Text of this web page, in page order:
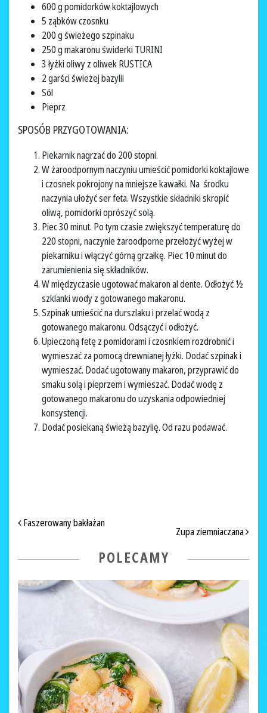
600 g pomidorków koktajlowych
5 ząbków czosnku
200 g świeżego szpinaku
250 g makaronu świderki TURINI
3 łyżki oliwy z oliwek RUSTICA
2 garści świeżej bazylii
Sól
Pieprz
SPOSÓB PRZYGOTOWANIA:
Piekarnik nagrzać do 200 stopni.
W żaroodpornym naczyniu umieścić pomidorki koktajlowe
i czosnek pokrojony na mniejsze kawałki. Na środku
naczynia ułożyć ser feta. Wszystkie składniki skropić
oliwą, pomidorki oprószyć solą.
Piec 30 minut. Po tym czasie zwiększyć temperaturę do
220 stopni, naczynie żaroodporne przełożyć wyżej w
piekarniku i włączyć górną grzałkę. Piec 10 minut do
zarumienienia się składników.
W międzyczasie ugotować makaron al dente. Odłożyć ½
szklanki wody z gotowanego makaronu.
Szpinak umieścić na durszlaku i przelać wodą z
gotowanego makaronu. Odsączyć i odłożyć.
Upieczoną fetę z pomidorami i czosnkiem rozdrobnić i
wymieszać za pomocą drewnianej łyżki. Dodać szpinak i
wymieszać. Dodać ugotowany makaron, przyprawić do
smaku solą i pieprzem i wymieszać. Dodać wodę z
gotowanego makaronu do uzyskania odpowiedniej
konsystencji.
Dodać posiekaną świeżą bazylię. Od razu podawać.
NAWIGACJA PO ARTYKUŁACH
Faszerowany bakłażan
Zupa ziemniaczana
POLECAMY